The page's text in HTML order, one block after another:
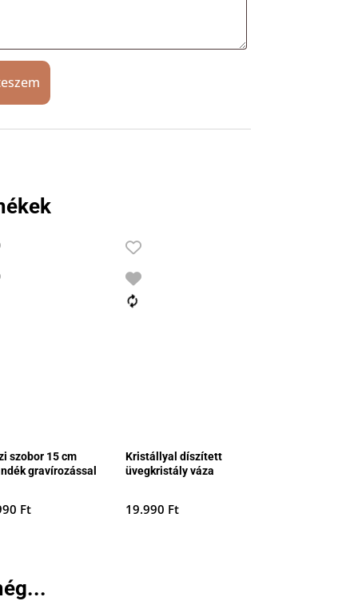
szobor 15 cm
gravírozással
Ft
Kristállyal díszített
üvegkristály váza
19.990 Ft